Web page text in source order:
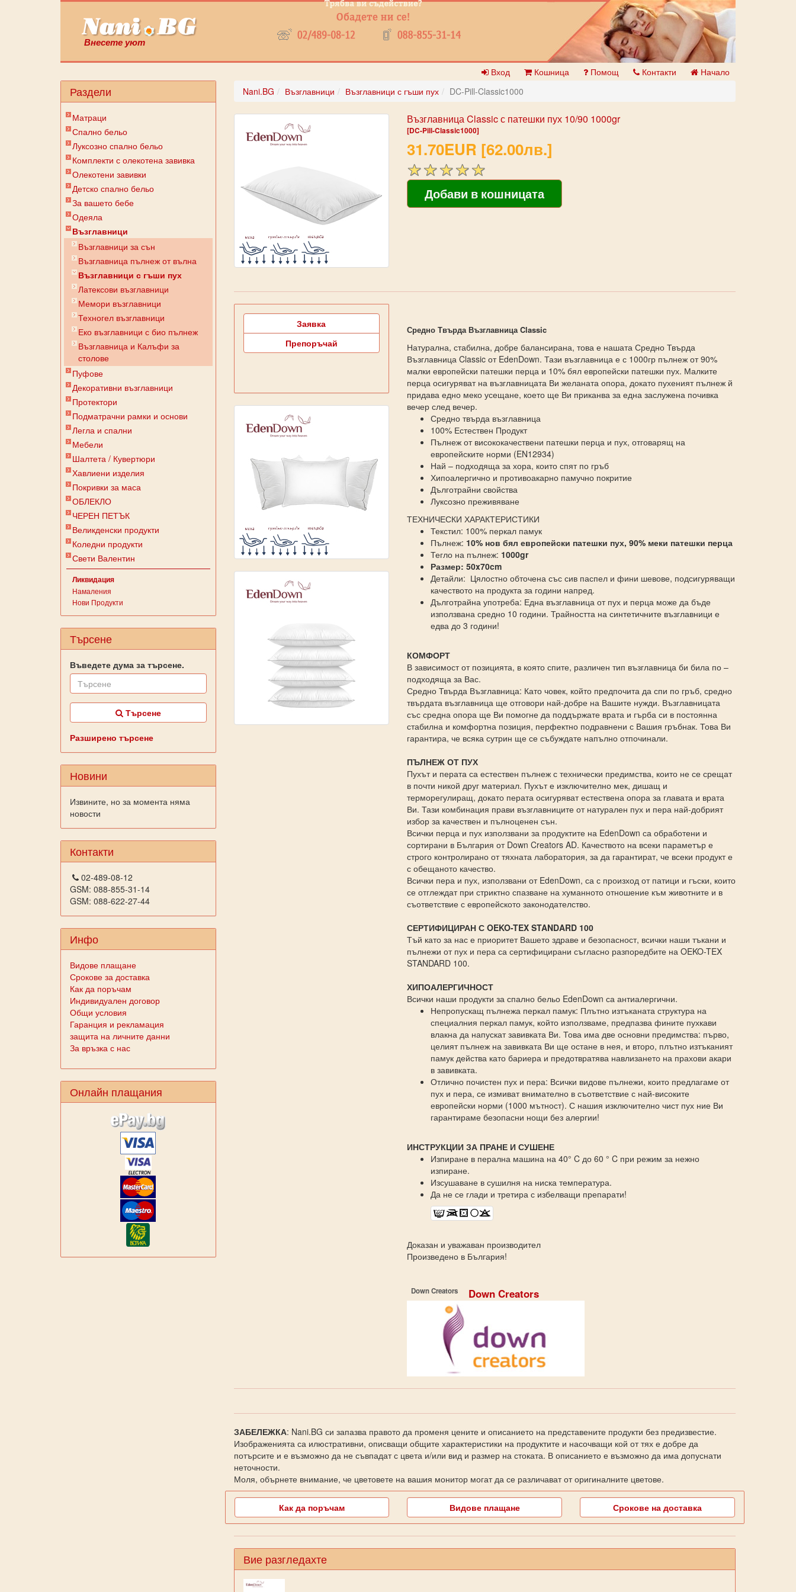
Внесете уют
Вход Кошница Помощ Контакти Начало
Раздели
Матраци
Спално бельо
Луксозно спално бельо
Комплекти с олекотена завивка
Олекотени завивки
Детско спално бельо
За вашето бебе
Одеяла
Възглавници
Възглавници за сън
Възглавница пълнеж от вълна
Възглавници с гъши пух
Латексови възглавници
Мемори възглавници
Техногел възглавници
Еко възглавници с био пълнеж
Възглавница и Калъфи за
столове
Пуфове
Декоративни възглавници
Протектори
Подматрачни рамки и основи
Легла и спални
Мебели
Шалтета / Кувертюри
Хавлиени изделия
Покривки за маса
ОБЛЕКЛО
ЧЕРЕН ПЕТЪК
Великденски продукти
Коледни продукти
Свети Валентин
Ликвидация
Намаления
Нови Продукти
Търсене
Въведете дума за търсене.
Търсене
Разширено търсене
Новини
Извините, но за момента няма
новости
Контакти
02-489-08-12
GSM: 088-855-31-14
GSM: 088-622-27-44
Инфо
Видове плащане
Срокове за доставка
Как да поръчам
Индивидуален договор
Общи условия
Гаранция и рекламация
защита на личните данни
За връзка с нас
Онлайн плащания
Nani.BG Възглавници Възглавници с гъши пух DC-Pill-Classic1000
Възглавница Classic с патешки пух 10/90 1000gr
[DC-Pill-Classic1000]
31.70EUR [62.00лв.]
Заявка
Препоръчай
Средно Твърда Възглавница Classic
Натурална, стабилна, добре балансирана, това е нашата Средно Твърда
Възглавница Classic от EdenDown. Тази възглавница е с 1000гр пълнеж от 90%
малки европейски патешки перца и 10% бял европейски патешки пух. Малките
перца осигуряват на възглавницата Ви желаната опора, докато пухеният пълнеж й
придава едно меко усещане, което ще Ви приканва за една заслужена почивка
вечер след вечер.
Средно твърда възглавница
100% Естествен Продукт
Пълнеж от висококачествени патешки перца и пух, отговарящ на
европейските норми (EN12934)
Най – подходяща за хора, които спят по гръб
Хипоалергично и противоакарно памучно покритие
Дълготрайни свойства
Луксозно преживяване
ТЕХНИЧЕСКИ ХАРАКТЕРИСТИКИ
Текстил: 100% перкал памук
Пълнеж: 10% нов бял европейски патешки пух, 90% меки патешки перца
Тегло на пълнеж: 1000gr
Размер: 50x70cm
Детайли: Цялостно обточена със сив паспел и фини шевове, подсигуряващи
качеството на продукта за години напред.
Дълготрайна употреба: Една възглавница от пух и перца може да бъде
използвана средно 10 години. Трайността на синтетичните възглавници е
едва до 3 години!
КОМФОРТ
В зависимост от позицията, в която спите, различен тип възглавница би била по –
подходяща за Вас.
Средно Твърда Възглавница: Като човек, който предпочита да спи по гръб, средно
твърдата възглавница ще отговори най-добре на Вашите нужди. Възглавницата
със средна опора ще Ви помогне да поддържате врата и гърба си в постоянна
стабилна и комфортна позиция, перфектно подравнени с Вашия гръбнак. Това Ви
гарантира, че всяка сутрин ще се събуждате напълно отпочинали.
ПЪЛНЕЖ ОТ ПУХ
Пухът и перата са естествен пълнеж с технически предимства, които не се срещат
в почти никой друг материал. Пухът е изключително мек, дишащ и
терморегулиращ, докато перата осигуряват естествена опора за главата и врата
Ви. Тази комбинация прави възглавниците от натурален пух и пера най-добрият
избор за качествен и пълноценен сън.
Всички перца и пух използвани за продуктите на EdenDown са обработени и
сортирани в България от Down Creators AD. Качеството на всеки параметър е
строго контролирано от тяхната лаборатория, за да гарантират, че всеки продукт е
с обещаното качество.
Всички пера и пух, използвани от EdenDown, са с произход от патици и гъски, които
се отглеждат при стриктно спазване на хуманното отношение към животните и в
съответствие с европейското законодателство.
СЕРТИФИЦИРАН С OEKO-TEX STANDARD 100
Тъй като за нас е приоритет Вашето здраве и безопасност, всички наши тъкани и
пълнежи от пух и пера са сертифицирани съгласно разпоредбите на OEKO-TEX
STANDARD 100.
ХИПОАЛЕРГИЧНОСТ
Всички наши продукти за спално бельо EdenDown са антиалергични.
Непропускащ пълнежа перкал памук: Плътно изтъканата структура на
специалния перкал памук, който използваме, предпазва фините пухкави
влакна да напускат завивката Ви. Това има две основни предимства: първо,
целият пълнеж на завивката Ви ще остане в нея, и второ, плътно изтъканият
памук действа като бариера и предотвратява навлизането на прахови акари
в завивката.
Отлично почистен пух и пера: Всички видове пълнежи, които предлагаме от
пух и пера, се измиват внимателно в съответствие с най-високите
европейски норми (1000 мътност). С нашия изключително чист пух ние Ви
гарантираме безопасни нощи без алергии!
ИНСТРУКЦИИ ЗА ПРАНЕ И СУШЕНЕ
Изпиране в перална машина на 40° C до 60 ° C при режим за нежно
изпиране.
Изсушаване в сушилня на ниска температура.
Да не се глади и третира с избелващи препарати!
Доказан и уважаван производител
Произведено в България!
Down Creators Down Creators
ЗАБЕЛЕЖКА: Nani.BG си запазва правото да променя цените и описанието на представените продукти без предизвестие.
Изображенията са илюстративни, описващи общите характеристики на продуктите и насочващи кой от тях е добре да
потърсите и е възможно да не съвпадат с цвета и/или вид и размер на стоката. В описанието е възможно да има допуснати
неточности.
Моля, обърнете внимание, че цветовете на вашия монитор могат да се различават от оригиналните цветове.
Как да поръчам Видове плащане Срокове на доставка
Вие разгледахте